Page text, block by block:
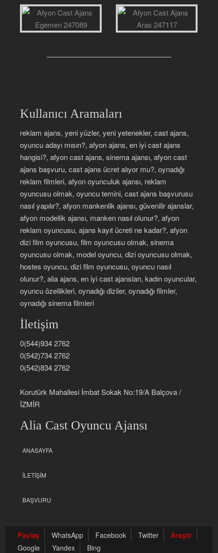
Kullanıcı Aramaları
reklam ajans, yeni yüzler, yeni yetenekler, cast ajans,
oyuncu adayı mısın?, afyon ajans, en iyi cast ajans
hangisi?, afyon cast ajans, sinema ajansı, afyon cast
ajans başvuru, cast ajans ücret alıyor mu?, oynadığı
reklam filmleri, afyon oyunculuk ajansı, reklam
oyuncusu olmak, oyuncu temini, cast ajans başvurusu
nasıl yapılır?, afyon mankenlik ajansı, güvenilir ajanslar,
afyon modellik ajansı, manken nasıl olunur?, afyon
reklam oyuncusu, ajans kayıt ücreti ne kadar?, afyon
dizi film oyuncusu, film oyuncusu olmak, sinema
oyuncusu olmak, model oyuncu, dizi oyuncusu olmak,
hostes oyuncu, dizi film oyuncusu, oyuncu nasıl
olunur?, alia ajans, en iyi cast ajansları, kadın oyuncular,
oyuncu özellikleri, oynadığı diziler, oynadığı filmler,
oynadığı sinema filmleri
İletişim
0(544)934 2762
0(542)734 2762
0(542)834 2762
Korutürk Mahallesi İmbat Sokak No:19/A Balçova /
İZMİR
Alia Cast Oyuncu Ajansı
ANASAYFA
İLETIŞIM
BAŞVURU
Paylaş WhatsApp Facebook Twitter Araştır
Google Yandex Bing